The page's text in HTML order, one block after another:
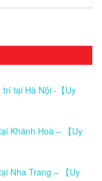
tại Hà Nội -【Uy
Khánh Hoà – 【Uy
Nha Trang – 【Uy